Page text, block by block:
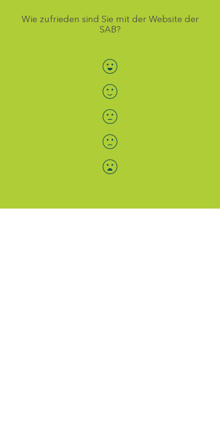
Wie zufrieden sind Sie mit der Website der
SAB?
Bewertung auswählen